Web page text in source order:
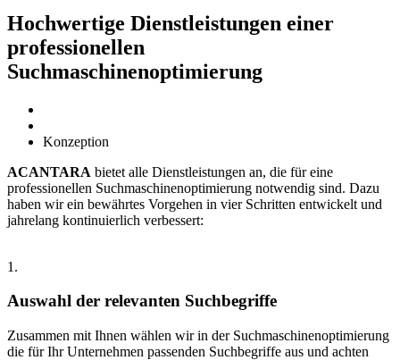
Hochwertige Dienstleistungen einer
professionellen
Suchmaschinenoptimierung
Konzeption
ACANTARA bietet alle Dienstleistungen an, die für eine
professionellen Suchmaschinenoptimierung notwendig sind. Dazu
haben wir ein bewährtes Vorgehen in vier Schritten entwickelt und
jahrelang kontinuierlich verbessert:
1.
Auswahl der relevanten Suchbegriffe
Zusammen mit Ihnen wählen wir in der Suchmaschinenoptimierung
die für Ihr Unternehmen passenden Suchbegriffe aus und achten